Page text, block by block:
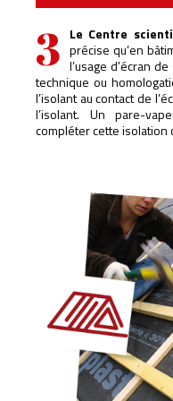
3 Le Centre
précise qu’en
l’usage d’écran
technique ou
l’isolant au contact de
l’isolant. Un pare-
compléter cette isolation